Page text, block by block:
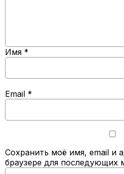
Имя *
Email *
Сохранить моё имя, email и
браузере для последующих